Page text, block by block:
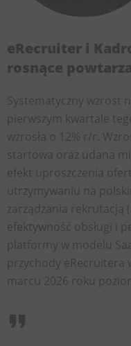
eRecruiter i
rosnące
Systematyczny wzrost
pierwszym kwartale
wzrosła o 12% r/r.
startowa oraz udana
efekt uproszczenia
utrzymywaniu na
zarządzania rekrutacją
efektywność obsługi i
platformy w modelu
przychody eRecruitera
marcu 2026 roku